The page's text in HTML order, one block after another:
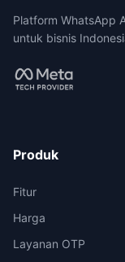
Platform WhatsApp
untuk bisnis
Produk
Fitur
Harga
Layanan OTP